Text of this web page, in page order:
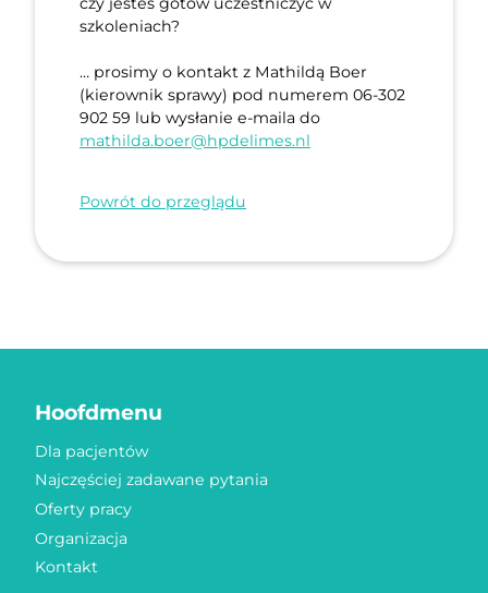
szkoleniach?
… prosimy o kontakt z Mathildą Boer
(kierownik sprawy) pod numerem 06-302
902 59 lub wysłanie e-maila do
mathilda.boer@hpdelimes.nl
Powrót do przeglądu
Hoofdmenu
Dla pacjentów
Najczęściej zadawane pytania
Oferty pracy
Organizacja
Kontakt